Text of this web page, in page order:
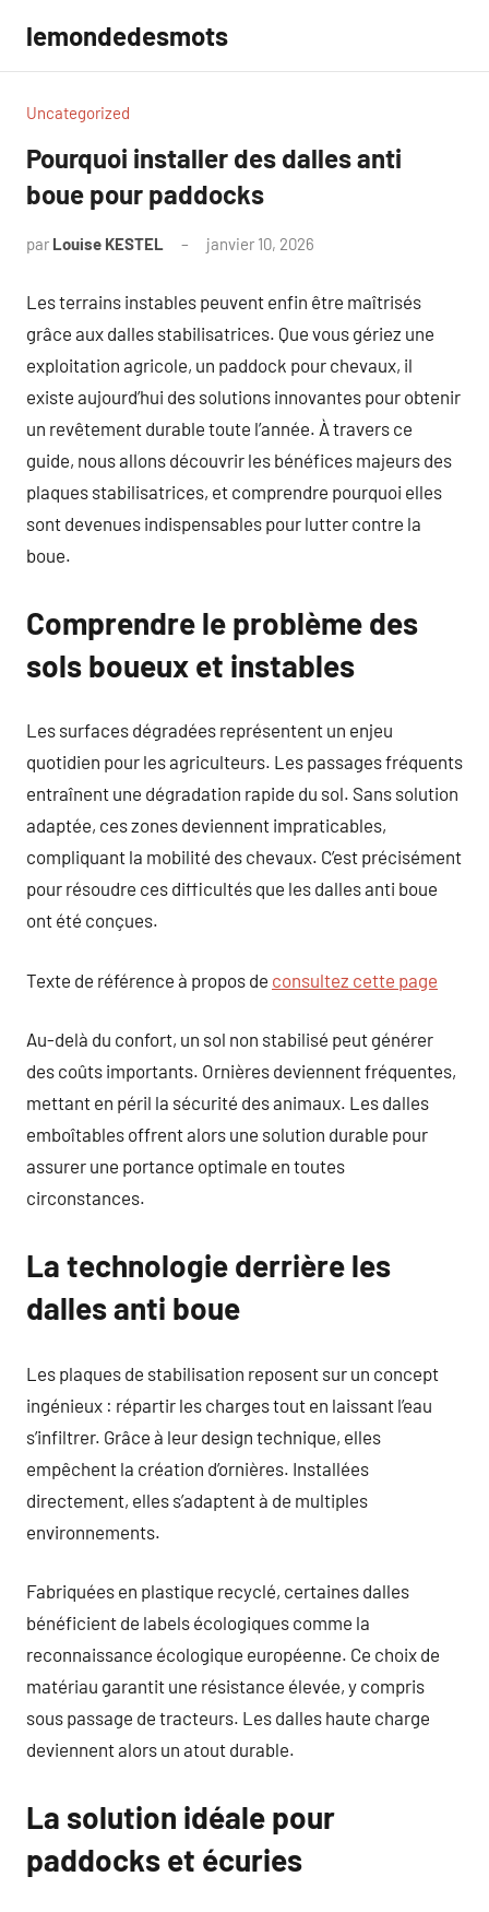
contenu
lemondedesmots
Uncategorized
Pourquoi installer des dalles anti
boue pour paddocks
par Louise KESTEL janvier 10, 2026
Les terrains instables peuvent enfin être maîtrisés
grâce aux dalles stabilisatrices. Que vous gériez une
exploitation agricole, un paddock pour chevaux, il
existe aujourd’hui des solutions innovantes pour obtenir
un revêtement durable toute l’année. À travers ce
guide, nous allons découvrir les bénéfices majeurs des
plaques stabilisatrices, et comprendre pourquoi elles
sont devenues indispensables pour lutter contre la
boue.
Comprendre le problème des
sols boueux et instables
Les surfaces dégradées représentent un enjeu
quotidien pour les agriculteurs. Les passages fréquents
entraînent une dégradation rapide du sol. Sans solution
adaptée, ces zones deviennent impraticables,
compliquant la mobilité des chevaux. C’est précisément
pour résoudre ces difficultés que les dalles anti boue
ont été conçues.
Texte de référence à propos de consultez cette page
Au-delà du confort, un sol non stabilisé peut générer
des coûts importants. Ornières deviennent fréquentes,
mettant en péril la sécurité des animaux. Les dalles
emboîtables offrent alors une solution durable pour
assurer une portance optimale en toutes
circonstances.
La technologie derrière les
dalles anti boue
Les plaques de stabilisation reposent sur un concept
ingénieux : répartir les charges tout en laissant l’eau
s’infiltrer. Grâce à leur design technique, elles
empêchent la création d’ornières. Installées
directement, elles s’adaptent à de multiples
environnements.
Fabriquées en plastique recyclé, certaines dalles
bénéficient de labels écologiques comme la
reconnaissance écologique européenne. Ce choix de
matériau garantit une résistance élevée, y compris
sous passage de tracteurs. Les dalles haute charge
deviennent alors un atout durable.
La solution idéale pour
paddocks et écuries